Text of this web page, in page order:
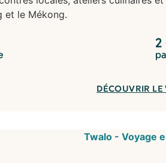
et le Mékong.
2
DÉCOUVRIR LE